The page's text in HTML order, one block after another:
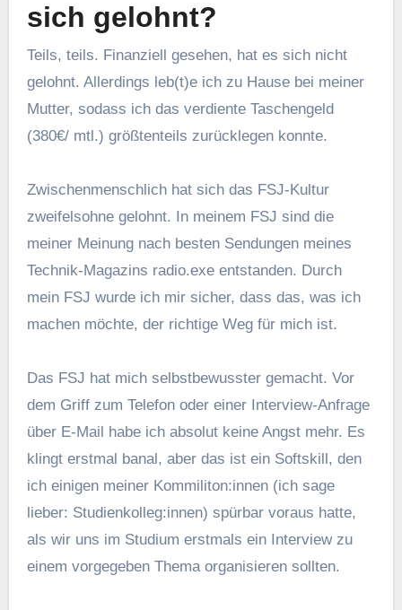
sich gelohnt?
Teils, teils. Finanziell gesehen, hat es sich nicht
gelohnt. Allerdings leb(t)e ich zu Hause bei meiner
Mutter, sodass ich das verdiente Taschengeld
(380€/ mtl.) größtenteils zurücklegen konnte.
Zwischenmenschlich hat sich das FSJ-Kultur
zweifelsohne gelohnt. In meinem FSJ sind die
meiner Meinung nach besten Sendungen meines
Technik-Magazins radio.exe entstanden. Durch
mein FSJ wurde ich mir sicher, dass das, was ich
machen möchte, der richtige Weg für mich ist.
Das FSJ hat mich selbstbewusster gemacht. Vor
dem Griff zum Telefon oder einer Interview-Anfrage
über E-Mail habe ich absolut keine Angst mehr. Es
klingt erstmal banal, aber das ist ein Softskill, den
ich einigen meiner Kommiliton:innen (ich sage
lieber: Studienkolleg:innen) spürbar voraus hatte,
als wir uns im Studium erstmals ein Interview zu
einem vorgegeben Thema organisieren sollten.